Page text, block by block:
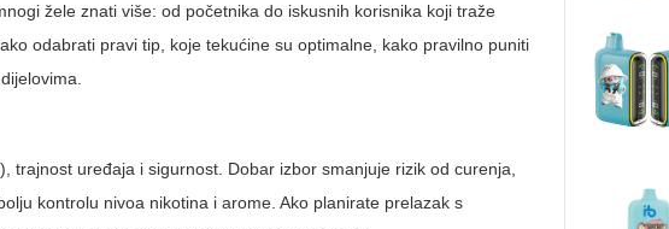
žele znati više: od početnika do iskusnih korisnika koji traže
odabrati pravi tip, koje tekućine su optimalne, kako pravilno puniti
trajnost uređaja i sigurnost. Dobar izbor smanjuje rizik od curenja,
kontrolu nivoa nikotina i arome. Ako planirate prelazak s